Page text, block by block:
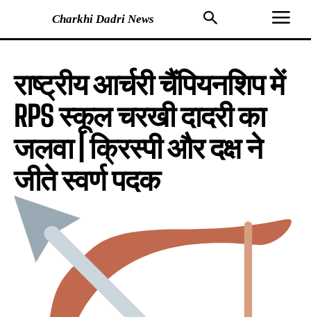
Charkhi Dadri News
राष्ट्रीय आर्चरी चैंपियनशिप में
RPS स्कूल चरखी दादरी का
जलवा | क्रिस्पी और दक्ष ने
जीते स्वर्ण पदक